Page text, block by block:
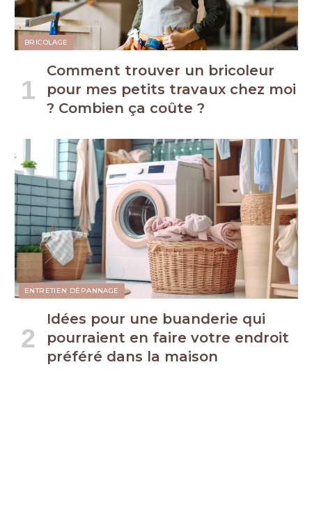
BRICOLAGE
Comment trouver un bricoleur
pour mes petits travaux chez moi
? Combien ça coûte ?
ENTRETIEN DÉPANNAGE
Idées pour une buanderie qui
pourraient en faire votre endroit
préféré dans la maison